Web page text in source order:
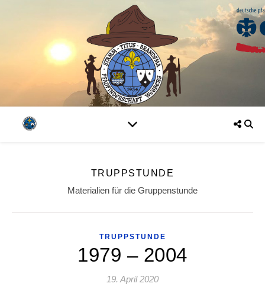
TRUPPSTUNDE
Materialien für die Gruppenstunde
TRUPPSTUNDE
1979 – 2004
19. April 2020